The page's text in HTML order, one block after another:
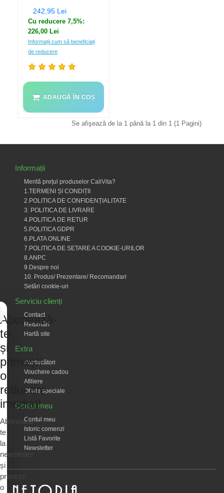
242,95 Lei
Cu reducere 7,5%:
226,00 Lei
Informații cum să beneficiați
de reducere
ADAUGĂ ÎN COȘ
Se afişează de la 1 până la 1 din 1 (1 Pagini)
Informații
Merită prețul produselor CaliVita?
1.TERMENI ȘI CONDIȚII
2.POLITICA DE CONFIDENȚIALITATE
3. POLITICA DE LIVRARE
4.POLITICA DE RETUR
5.POLITICA GDPR
6.PLATA ONLINE
7.POLITICA DE SETARE A COOKIE-URILOR
8.ANPC
9.Despre noi
10. Produs/ Prezentare/ Recomandari
Setări cookie-uri
Serviciu clienți
Contact
Returnări
Hartă site
Extra
Producători
Vouchere cadou
Afiliere
Oferte speciale
Contul meu
Contul meu
Istoric comenzi
Listă Favorite
Newsletter
Abonează-
te
și
primești
o
reducere
imediat!
Abonează-
te
la
newsletter
și
primești
o